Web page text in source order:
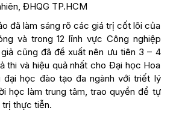
ĐHQG TP.HCM
đã làm sáng rõ các giá trị cốt lõi của
và trong 12 lĩnh vực Công nghiệp
cũng đã đề xuất nên ưu tiên 3 – 4
thi và hiệu quả nhất cho Đại học Hoa
đại học đào tạo đa ngành với triết lý
học làm trung tâm, trao quyền để tự
trị thực tiễn.